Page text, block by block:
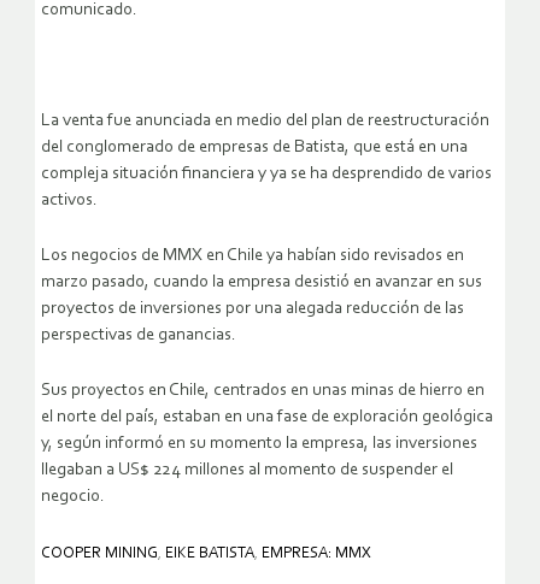
comunicado.
La venta fue anunciada en medio del plan de reestructuración
del conglomerado de empresas de Batista, que está en una
compleja situación financiera y ya se ha desprendido de varios
activos.
Los negocios de MMX en Chile ya habían sido revisados en
marzo pasado, cuando la empresa desistió en avanzar en sus
proyectos de inversiones por una alegada reducción de las
perspectivas de ganancias.
Sus proyectos en Chile, centrados en unas minas de hierro en
el norte del país, estaban en una fase de exploración geológica
y, según informó en su momento la empresa, las inversiones
llegaban a US$ 224 millones al momento de suspender el
negocio.
COOPER MINING, EIKE BATISTA, EMPRESA: MMX